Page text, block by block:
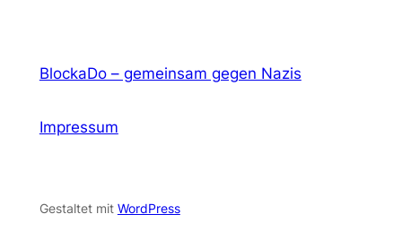
BlockaDo – gemeinsam gegen Nazis
Impressum
Gestaltet mit WordPress